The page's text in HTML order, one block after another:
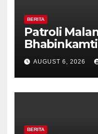
BERITA
Patroli
Pilar
Perkuat
Diajak
AUGUST 6, 2026
BERITA